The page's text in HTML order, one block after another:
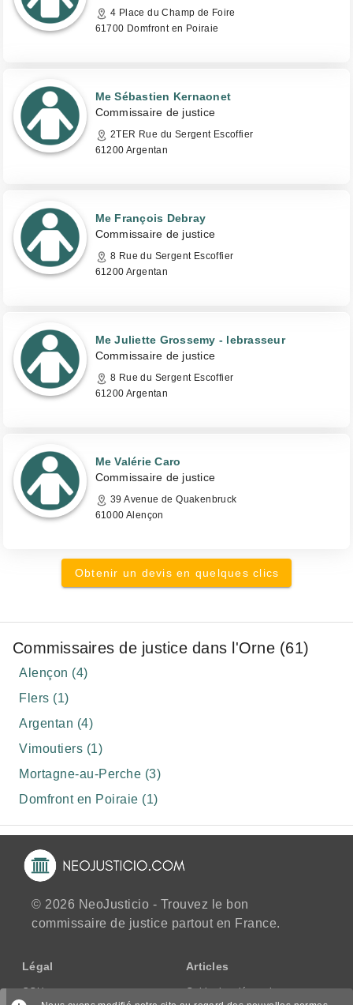
4 Place du Champ de Foire
61700 Domfront en Poiraie
Me Sébastien Kernaonet
Commissaire de justice
2TER Rue du Sergent Escoffier
61200 Argentan
Me François Debray
Commissaire de justice
8 Rue du Sergent Escoffier
61200 Argentan
Me Juliette Grossemy - lebrasseur
Commissaire de justice
8 Rue du Sergent Escoffier
61200 Argentan
Me Valérie Caro
Commissaire de justice
39 Avenue de Quakenbruck
61000 Alençon
Obtenir un devis en quelques clics
Commissaires de justice dans l'Orne (61)
Alençon (4)
Flers (1)
Argentan (4)
Vimoutiers (1)
Mortagne-au-Perche (3)
Domfront en Poiraie (1)
© 2026 NeoJusticio - Trouvez le bon
commissaire de justice partout en France.
Légal
CGU
Articles
Guide des démarches